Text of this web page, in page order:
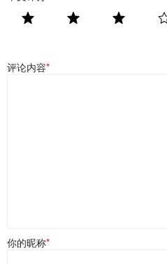
评论内容*
你的昵称*